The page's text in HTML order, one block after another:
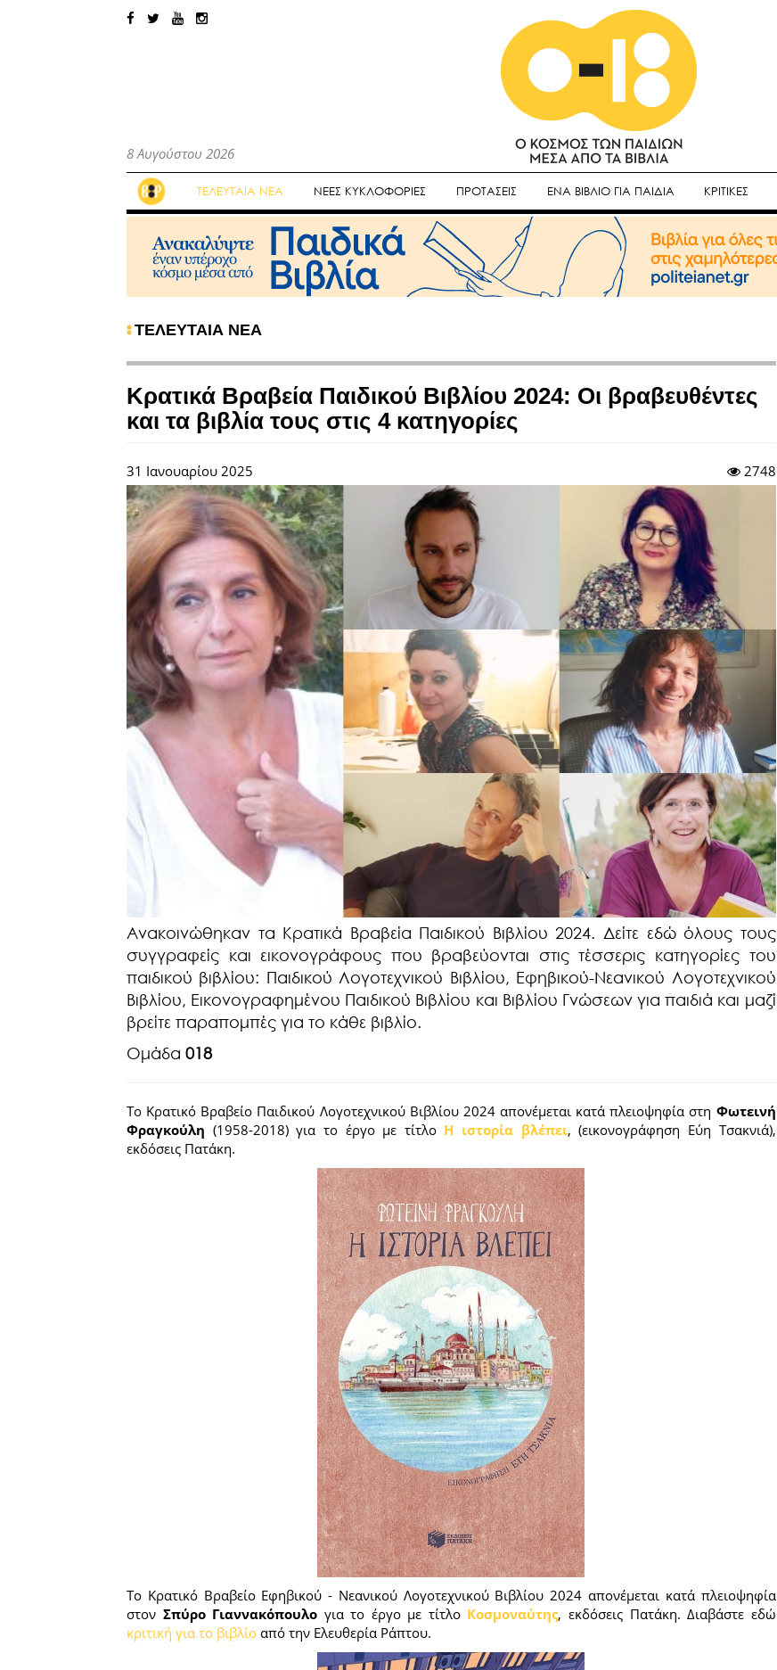
8 Αυγούστου 2026
ΤΕΛΕΥΤΑΙΑ ΝΕΑ ΝΕΕΣ ΚΥΚΛΟΦΟΡΙΕΣ ΠΡΟΤΑΣΕΙΣ ΕΝΑ ΒΙΒΛΙΟ ΓΙΑ ΠΑΙΔΙΑ ΚΡΙΤΙΚΕΣ
ΤΕΛΕΥΤΑΙΑ ΝΕΑ
Κρατικά Βραβεία Παιδικού Βιβλίου 2024: Οι βραβευθέντες
και τα βιβλία τους στις 4 κατηγορίες
31 Ιανουαρίου 2025 2748
Ανακοινώθηκαν τα Κρατικά Βραβεία Παιδικού Βιβλίου 2024. Δείτε εδώ όλους τους
συγγραφείς και εικονογράφους που βραβεύονται στις τέσσερις κατηγορίες του
παιδικού βιβλίου: Παιδικού Λογοτεχνικού Βιβλίου, Εφηβικού-Νεανικού Λογοτεχνικού
Βιβλίου, Εικονογραφημένου Παιδικού Βιβλίου και Βιβλίου Γνώσεων για παιδιά και μαζί
βρείτε παραπομπές για το κάθε βιβλίο.
Ομάδα 018
Το Κρατικό Βραβείο Παιδικού Λογοτεχνικού Βιβλίου 2024 απονέμεται κατά πλειοψηφία στη Φωτεινή
Φραγκούλη (1958-2018) για το έργο με τίτλο Η ιστορία βλέπει, (εικονογράφηση Εύη Τσακνιά),
εκδόσεις Πατάκη.
Το Κρατικό Βραβείο Εφηβικού - Νεανικού Λογοτεχνικού Βιβλίου 2024 απονέμεται κατά πλειοψηφία
στον Σπύρο Γιαννακόπουλο για το έργο με τίτλο Κοσμοναύτης, εκδόσεις Πατάκη. Διαβάστε εδώ
κριτική για το βιβλίο από την Ελευθερία Ράπτου.